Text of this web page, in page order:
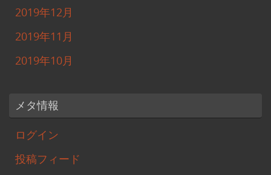
2019年12月
2019年11月
2019年10月
メタ情報
ログイン
投稿フィード